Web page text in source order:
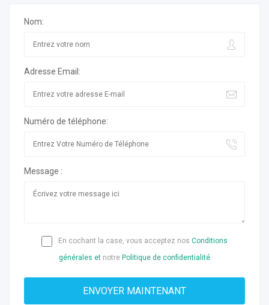
Nom:
Adresse Email:
Numéro de téléphone:
Message :
En cochant la case, vous acceptez nos Conditions
générales et notre Politique de confidentialité